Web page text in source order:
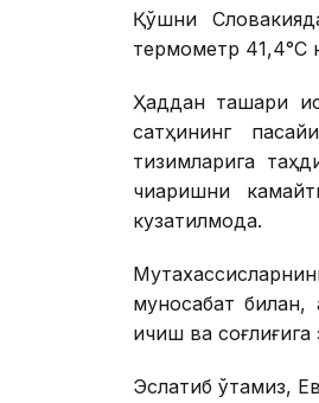
Қўшни
термометр 41,4°С
Ҳаддан ташқари
сатҳининг
тизимларига
чиқаришни
кузатилмоқда.
муносабат билан,
ичиш ва
Эслатиб ўтамиз,